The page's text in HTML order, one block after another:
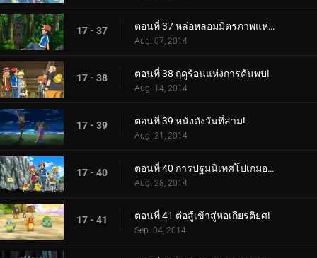
17 - 37 ตอนที่ 37 หล่อหลอมมิตรภาพแห่งป่า!
Aug. 07, 2014
17 - 38 ตอนที่ 38 ฤดูร้อนแห่งการค้นพบ!
Aug. 14, 2014
17 - 39 ตอนที่ 39 หนังดังวันที่สาม!
Aug. 21, 2014
17 - 40 ตอนที่ 40 การปฐมนิเทศโปเกมอนที่เต็มไปด้วยหมอก!
Aug. 28, 2014
17 - 41 ตอนที่ 41 ต่อสู้เข้าสู่หอเกียรติยศ!
Sep. 04, 2014